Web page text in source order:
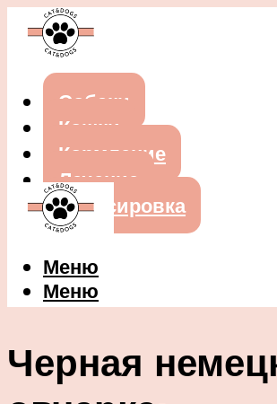
Собаки
Кошки
Кормление
Лечение
Дрессировка
Меню
Меню
Черная